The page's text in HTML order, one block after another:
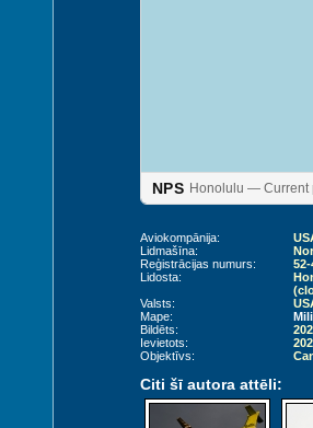
NPS Honolulu — Current
Aviokompānija:
Lidmašīna:
Reģistrācijas numurs:
52-
Lidosta:
Valsts:
Mape:
Bildēts:
Ievietots:
Objektīvs:
Citi šī autora attēli: